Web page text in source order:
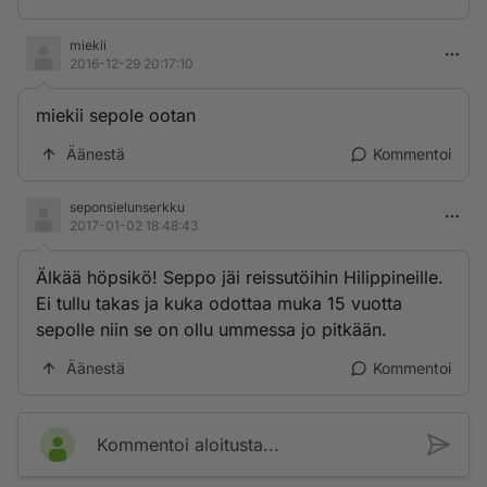
miekii
2016-12-29 20:17:10
miekii sepole ootan
Äänestä Kommentoi
seponsielunserkku
2017-01-02 18:48:43
Älkää höpsikö! Seppo jäi reissutöihin Hilippineille.
Ei tullu takas ja kuka odottaa muka 15 vuotta
sepolle niin se on ollu ummessa jo pitkään.
Äänestä Kommentoi
Kommentoi aloitusta...